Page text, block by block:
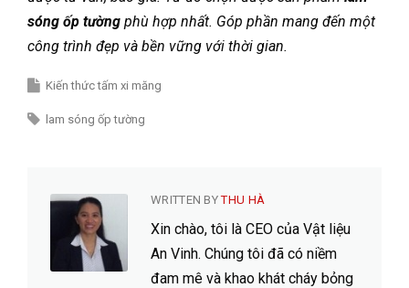
sóng ốp tường phù hợp nhất. Góp phần mang đến một
công trình đẹp và bền vững với thời gian.
Kiến thức tấm xi măng
lam sóng ốp tường
WRITTEN BYTHU HÀ
Xin chào, tôi là CEO của Vật liệu
An Vinh. Chúng tôi đã có niềm
đam mê và khao khát cháy bỏng